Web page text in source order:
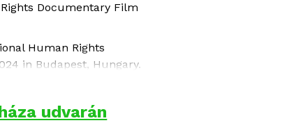
Documentary Film
Human Rights
in Budapest, Hungary.
udvarán